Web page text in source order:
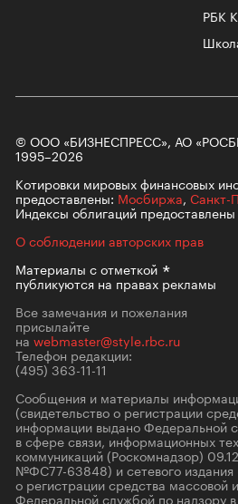
РБК
© ООО «БИЗНЕСПРЕСС», АО
1995–2026
Котировки мировых финансовых
предоставлены: Мосбиржа, Санкт-
Индексы облигаций
О соблюдении авторских прав
Материалы сотметкой
публикуются на правах рекламы
Все замечания и пожелания
присылайте
на webmaster@style.rbc.ru
Телефон редакции:
(495) 363-11-11
Сообщения и материалы
(свидетельство о регистрации
информации выдано Федеральной
в сфере связи, информационных
коммуникаций (Роскомнадзор)
№ФС77-63848) и сетевого издания
о регистрации средства
Федеральной службой по надзору